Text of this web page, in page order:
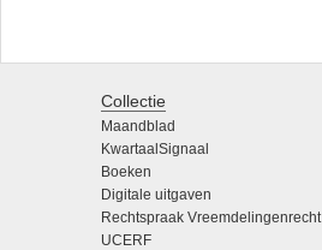
Collectie
Maandblad
KwartaalSignaal
Boeken
Digitale uitgaven
Rechtspraak Vreemdelingenrecht
UCERF